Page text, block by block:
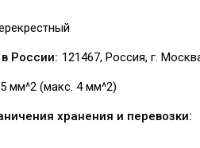
России: 121467, Россия, г.
мм^2 (макс. 4 мм^2)
хранения и перевозки: